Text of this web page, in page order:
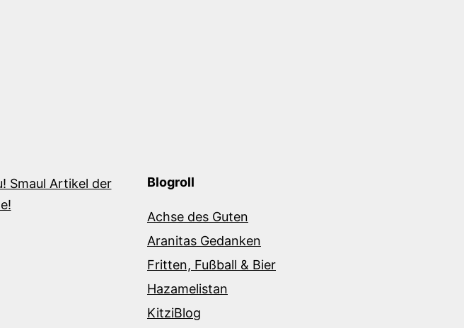
Blogroll
Achse des Guten
Aranitas Gedanken
Fritten, Fußball & Bier
Hazamelistan
KitziBlog